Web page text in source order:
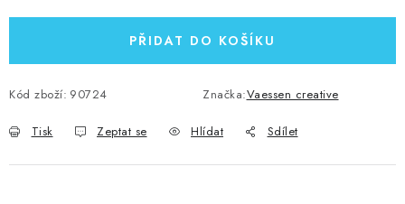
PŘIDAT DO KOŠÍKU
Kód zboží: 90724 Značka:Vaessen creative
Tisk Zeptat se Hlídat Sdílet